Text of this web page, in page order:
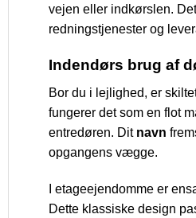
vejen eller indkørslen.
redningstjenester og
Indendørs brug af
Bor du i lejlighed, er
fungerer det som en flot
entredøren. Dit navn
opgangens vægge.
I etageejendomme er
Dette klassiske design